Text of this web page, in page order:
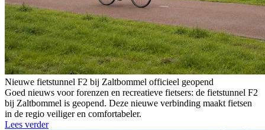
Nieuwe fietstunnel F2 bij Zaltbommel officieel geopend
Goed nieuws voor forenzen en recreatieve fietsers: de fietstunnel F2
bij Zaltbommel is geopend. Deze nieuwe verbinding maakt fietsen
in de regio veiliger en comfortabeler.
Lees verder